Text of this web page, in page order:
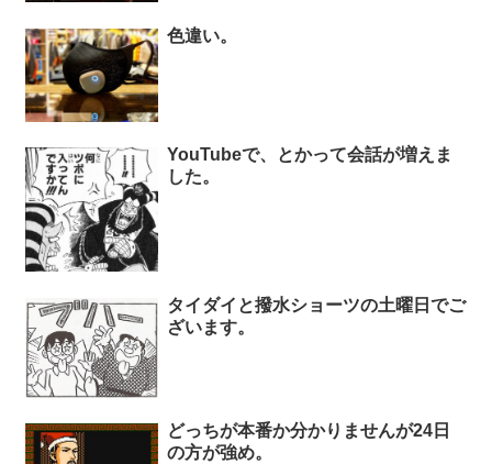
色違い。
YouTubeで、とかって会話が増えま
した。
タイダイと撥水ショーツの土曜日でご
ざいます。
どっちが本番か分かりませんが24日
の方が強め。